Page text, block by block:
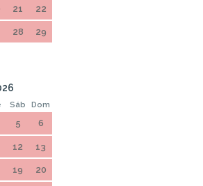
21 22
28 29
Sáb Dom
5 6
12 13
19 20